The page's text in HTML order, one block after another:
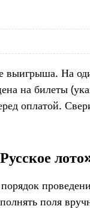
выигрыша. На
на билеты
оплатой.
поля